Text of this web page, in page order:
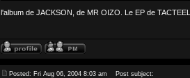
l'album de JACKSON, de MR OIZO. Le EP de
Posted: Fri Aug 06, 2004 8:03 am Post subject: